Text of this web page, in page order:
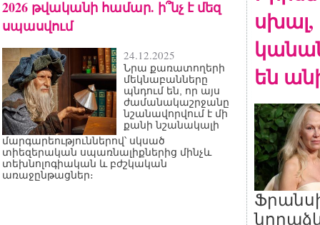
2026 թվականի համար. ի՞նչ է մեզ
սպասվում
24.12.2025
Նրա քառատողերի
մեկնաբանները
պնդում են, որ այս
ժամանակաշրջանը
նշանավորվում է մի
քանի նշանակալի
մարգարեություններով՝ սկսած
տիեզերական սպառնալիքներից մինչև
տեխնոլոգիական և բժշկական
առաջընթացներ։
սխալ,
են